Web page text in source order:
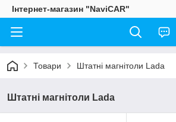
Інтернет-магазин "NaviCAR"
Товари Штатні магнітоли Lada
Штатні магнітоли Lada